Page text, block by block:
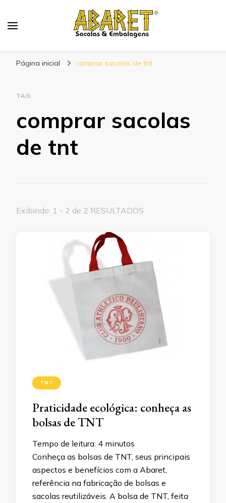
Página inicial comprar sacolas de tnt
TAG
comprar sacolas
de tnt
Exibindo: 1 - 2 de 2 RESULTADOS
TNT
Praticidade ecológica: conheça as
bolsas de TNT
Tempo de leitura: 4 minutos
Conheça as bolsas de TNT, seus principais
aspectos e benefícios com a Abaret,
referência na fabricação de bolsas e
sacolas reutilizáveis. A bolsa de TNT, feita